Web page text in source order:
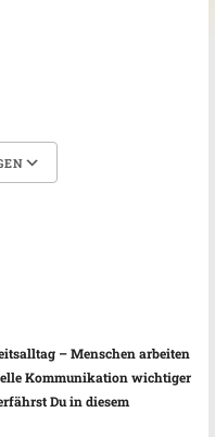
– Menschen arbeiten
Kommunikation wichtiger
Du in diesem